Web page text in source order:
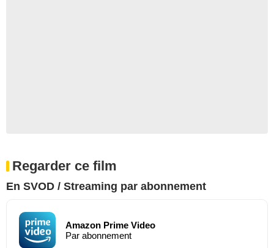
Regarder ce film
En SVOD / Streaming par abonnement
Amazon Prime Video
Par abonnement